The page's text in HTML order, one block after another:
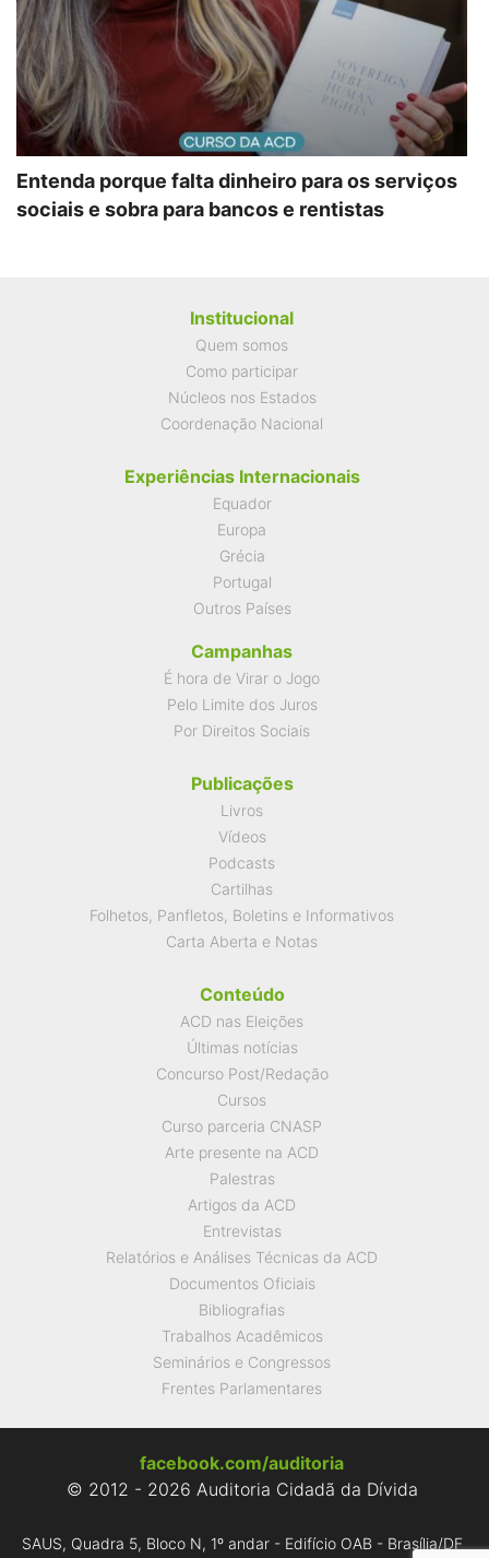
Entenda porque falta dinheiro para os serviços
sociais e sobra para bancos e rentistas
Institucional
Quem somos
Como participar
Núcleos nos Estados
Coordenação Nacional
Experiências Internacionais
Equador
Europa
Grécia
Portugal
Outros Países
Campanhas
É hora de Virar o Jogo
Pelo Limite dos Juros
Por Direitos Sociais
Publicações
Livros
Vídeos
Podcasts
Cartilhas
Folhetos, Panfletos, Boletins e Informativos
Carta Aberta e Notas
Conteúdo
ACD nas Eleições
Últimas notícias
Concurso Post/Redação
Cursos
Curso parceria CNASP
Arte presente na ACD
Palestras
Artigos da ACD
Entrevistas
Relatórios e Análises Técnicas da ACD
Documentos Oficiais
Bibliografias
Trabalhos Acadêmicos
Seminários e Congressos
Frentes Parlamentares
facebook.com/auditoria
© 2012 - 2026 Auditoria Cidadã da Dívida
SAUS, Quadra 5, Bloco N, 1º andar - Edifício OAB - Brasília/DF